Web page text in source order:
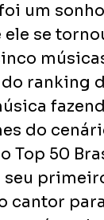
um
se
ranking
do
Top 50
cantor